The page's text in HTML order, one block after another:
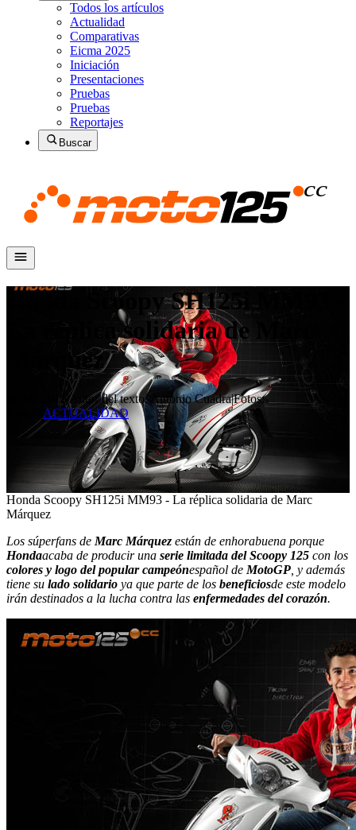
Todos los artículos
Actualidad
Comparativas
Eicma 2025
Iniciación
Presentaciones
Pruebas
Pruebas
Reportajes
Buscar
Honda Scoopy SH125i MM93 -
La réplica solidaria de Marc
Márquez
08 feb 2015|Autor del texto: Antonio Cuadra|Fotos:
ACTUALIDAD
Honda Scoopy SH125i MM93 - La réplica solidaria de Marc
Márquez
Los súperfans deMarc Márquez están de enhorabuena porque
Hondaacaba de producir una serie limitada del Scoopy 125 con los
colores y logo del popular campeónespañol deMotoGP, y además
tiene su lado solidario ya que parte de los beneficiosde este modelo
irán destinados a la lucha contra las enfermedades del corazón.